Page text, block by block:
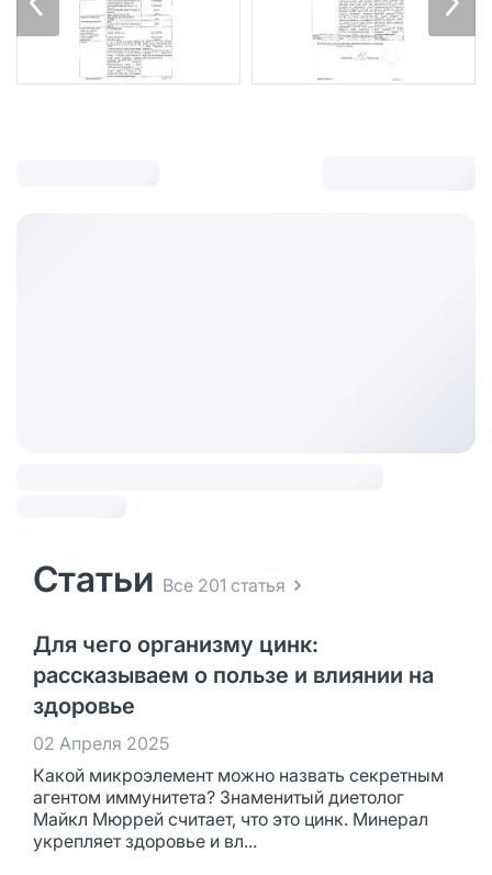
Статьи Все 201 статья
Для чего организму цинк:
рассказываем о пользе и влиянии на
здоровье
02 Апреля 2025
Какой микроэлемент можно назвать секретным
агентом иммунитета? Знаменитый диетолог
Майкл Мюррей считает, что это цинк. Минерал
укрепляет здоровье и вл...